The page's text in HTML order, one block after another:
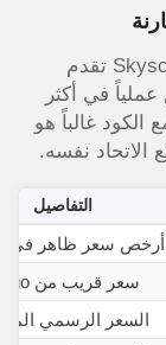
الكثير يعتقد أن مواقع مثل Wego أو Skyscanner تقدم
في أكثر
الكود غالباً هو
الاتحاد نفسه.
التفاصيل
أرخص سعر ظاهر في
سعر قريب من Wego
السعر الرسمي